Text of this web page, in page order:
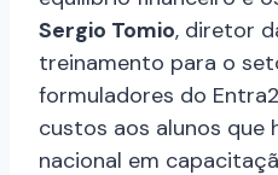
Sergio Tomio, diretor
treinamento para o
formuladores do
custos aos alunos que
nacional em